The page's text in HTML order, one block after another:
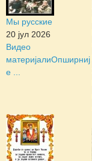
Мы русские
20 јул 2026
Видео
материјалиОпширниј
е ...